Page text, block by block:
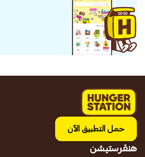
حمل التطبيق الآن
هنقرستيشن